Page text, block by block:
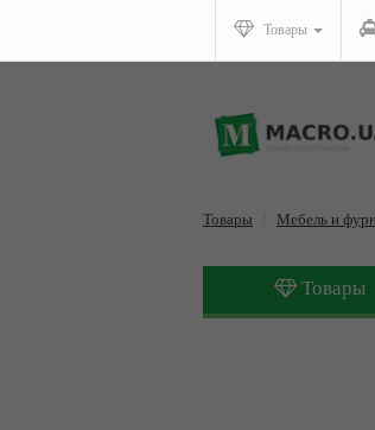
Товары
Товары Мебель и
Товары